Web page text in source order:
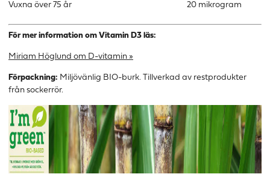
Vuxna över 75 år 20 mikrogram
För mer information om Vitamin D3 läs:
Miriam Höglund om D-vitamin »
Förpackning: Miljövänlig BIO-burk. Tillverkad av restprodukter
från sockerrör.